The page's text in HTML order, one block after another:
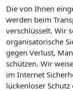
Die von Ihnen
werden beim
verschlüsselt. Wir
organisatorische
gegen Verlust,
schützen. Wir
im Internet
lückenloser